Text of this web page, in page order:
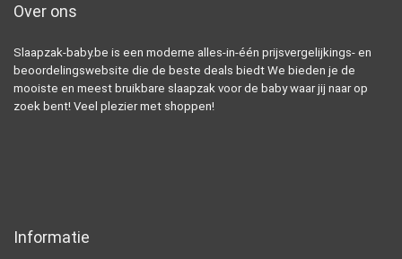
Over ons
Slaapzak-baby.be is een moderne alles-in-één prijsvergelijkings- en
beoordelingswebsite die de beste deals biedt We bieden je de
mooiste en meest bruikbare slaapzak voor de baby waar jij naar op
zoek bent! Veel plezier met shoppen!
Informatie